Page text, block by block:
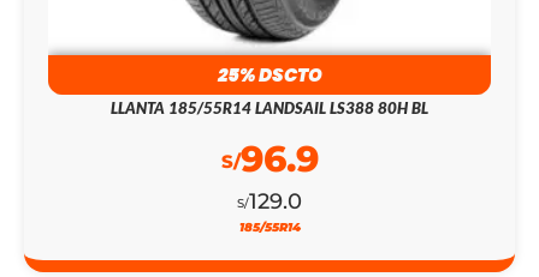
25% DSCTO
LLANTA 185/55R14 LANDSAIL LS388 80H BL
S/129.0
S/96.9
185/55R14